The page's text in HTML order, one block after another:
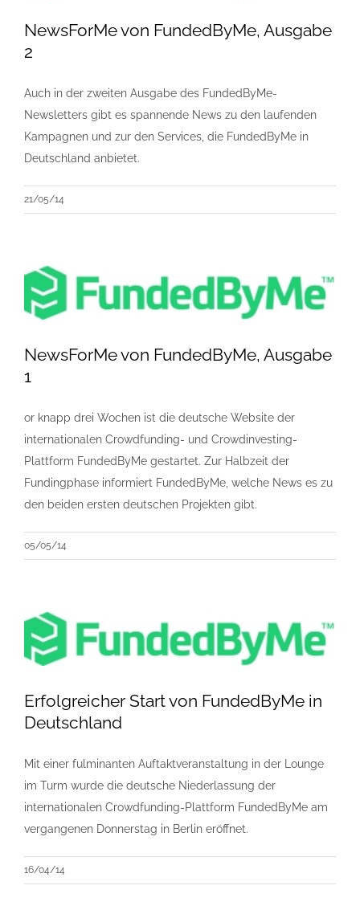
NewsForMe von FundedByMe, Ausgabe
2
Auch in der zweiten Ausgabe des FundedByMe-
Newsletters gibt es spannende News zu den laufenden
Kampagnen und zur den Services, die FundedByMe in
Deutschland anbietet.
21/05/14
NewsForMe von FundedByMe, Ausgabe
1
or knapp drei Wochen ist die deutsche Website der
internationalen Crowdfunding- und Crowdinvesting-
Plattform FundedByMe gestartet. Zur Halbzeit der
Fundingphase informiert FundedByMe, welche News es zu
den beiden ersten deutschen Projekten gibt.
05/05/14
Erfolgreicher Start von FundedByMe in
Deutschland
Mit einer fulminanten Auftaktveranstaltung in der Lounge
im Turm wurde die deutsche Niederlassung der
internationalen Crowdfunding-Plattform FundedByMe am
vergangenen Donnerstag in Berlin eröffnet.
16/04/14